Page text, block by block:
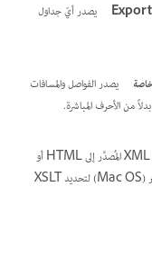
يصدر أيّ جداول
يصدر الفواصل والمسافات
يطبق ورقة أنماط لتحديد تحويل XML المُصدَّر إلى HTML أو
تنسيق آخر. حدد استعراض (Windows) أو اختر (Mac OS) لتحديد XSLT